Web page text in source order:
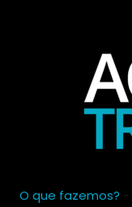
O que fazemos? -